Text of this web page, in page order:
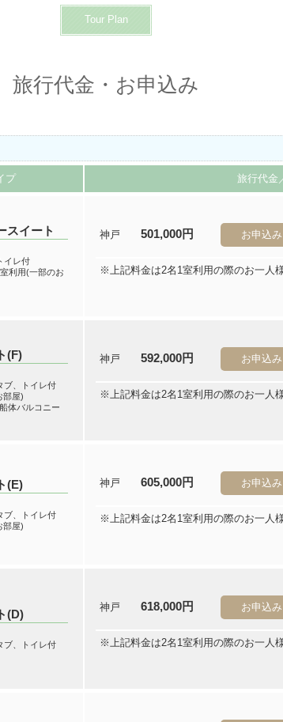
Tour Plan
旅行代金・お申込み
プ 旅行代金
スイート
イレ付
利用(一部のお
神戸 501,000円 お申込み
※上記料金は2名1室利用の際のお一人
(F)
ブ、トイレ付
部屋)
体バルコニー
神戸 592,000円 お申込み
※上記料金は2名1室利用の際のお一人
(E)
ブ、トイレ付
部屋)
神戸 605,000円 お申込み
※上記料金は2名1室利用の際のお一人
(D)
ブ、トイレ付
神戸 618,000円 お申込み
※上記料金は2名1室利用の際のお一人